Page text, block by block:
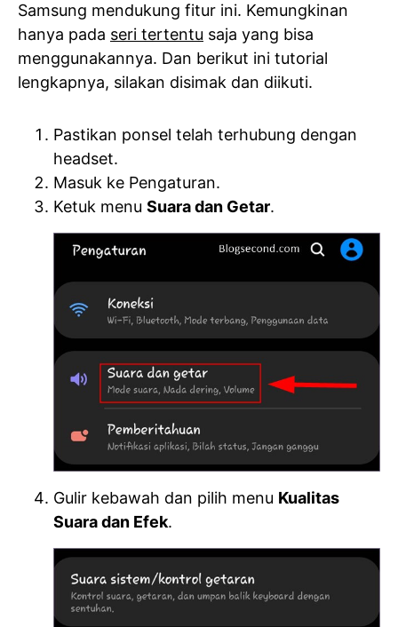
Samsung mendukung fitur ini. Kemungkinan
hanya pada seri tertentu saja yang bisa
menggunakannya. Dan berikut ini tutorial
lengkapnya, silakan disimak dan diikuti.
Pastikan ponsel telah terhubung dengan
headset.
Masuk ke Pengaturan.
Ketuk menu Suara dan Getar.
Gulir kebawah dan pilih menu Kualitas
Suara dan Efek.